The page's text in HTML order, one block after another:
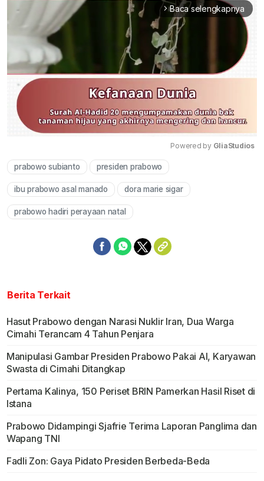
arrow_forward_ios Baca selengkapnya
Powered by GliaStudios
prabowo subianto presiden prabowo
ibu prabowo asal manado dora marie sigar
prabowo hadiri perayaan natal
Berita Terkait
Hasut Prabowo dengan Narasi Nuklir Iran, Dua Warga
Cimahi Terancam 4 Tahun Penjara
Manipulasi Gambar Presiden Prabowo Pakai AI, Karyawan
Swasta di Cimahi Ditangkap
Pertama Kalinya, 150 Periset BRIN Pamerkan Hasil Riset di
Istana
Prabowo Didampingi Sjafrie Terima Laporan Panglima dan
Wapang TNI
Fadli Zon: Gaya Pidato Presiden Berbeda-Beda